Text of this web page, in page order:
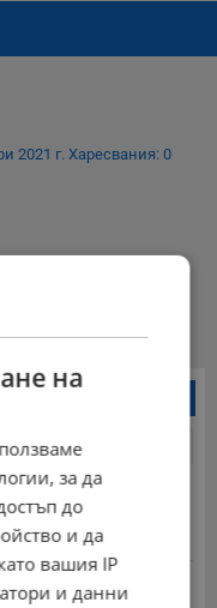
2021 г. Харесвания: 0
дъжд в 4 области на...
най-голямо
на
за да
до
и да
вашия IP
и данни